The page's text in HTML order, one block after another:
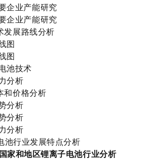
企业产能研究
企业产能研究
发展路线分析
图
图
池技术
分析
和价格分析
分析
分析
分析
池行业发展特点分析
家和地区锂离子电池行业分析